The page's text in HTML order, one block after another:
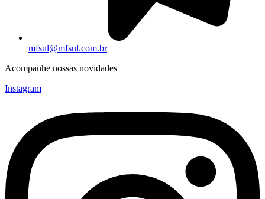
mfsul@mfsul.com.br
Acompanhe nossas novidades
Instagram